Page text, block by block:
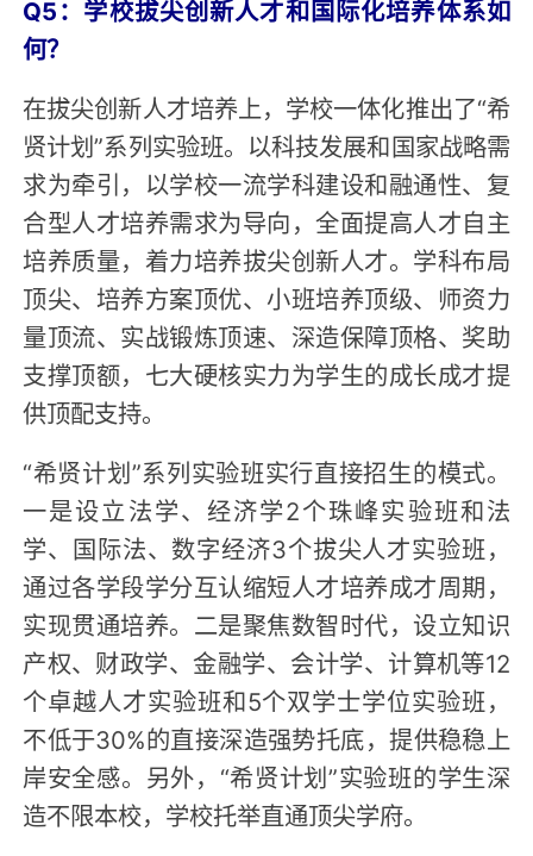
Q5：学校拔尖创新人才和国际化培养体系如
何？
在拔尖创新人才培养上，学校一体化推出了“希
贤计划”系列实验班。以科技发展和国家战略需
求为牵引，以学校一流学科建设和融通性、复
合型人才培养需求为导向，全面提高人才自主
培养质量，着力培养拔尖创新人才。学科布局
顶尖、培养方案顶优、小班培养顶级、师资力
量顶流、实战锻炼顶速、深造保障顶格、奖助
支撑顶额，七大硬核实力为学生的成长成才提
供顶配支持。
“希贤计划”系列实验班实行直接招生的模式。
一是设立法学、经济学2个珠峰实验班和法
学、国际法、数字经济3个拔尖人才实验班，
通过各学段学分互认缩短人才培养成才周期，
实现贯通培养。二是聚焦数智时代，设立知识
产权、财政学、金融学、会计学、计算机等12
个卓越人才实验班和5个双学士学位实验班，
不低于30%的直接深造强势托底，提供稳稳上
岸安全感。另外，“希贤计划”实验班的学生深
造不限本校，学校托举直通顶尖学府。